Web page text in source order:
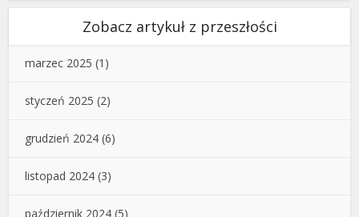
Zobacz artykuł z przeszłości
marzec 2025 (1)
styczeń 2025 (2)
grudzień 2024 (6)
listopad 2024 (3)
październik 2024 (5)